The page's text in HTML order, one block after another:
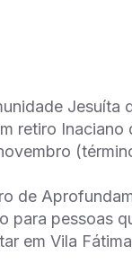
Jesuíta
retiro
de
para pessoas
em Vila